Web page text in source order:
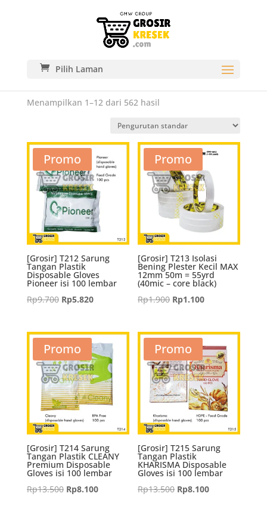
Pilih Laman
Menampilkan 1–12 dari 562 hasil
Promo
[Grosir] T212 Sarung
Tangan Plastik
Disposable Gloves
Pioneer isi 100 lembar
Rp9.700 Harga
adalah:
Rp9.700.
Rp5.820Harga
ini
adalah:
Rp5.820.
Promo
[Grosir] T213 Isolasi
Bening Plester Kecil MAX
12mm 50m = 55yrd
(40mic – core black)
Rp1.900 Harga
adalah:
Rp1.900.
Rp1.100Harga
ini
adalah:
Rp1.100.
Promo
[Grosir] T214 Sarung
Tangan Plastik CLEANY
Premium Disposable
Gloves isi 100 lembar
Rp13.500 Harga
Rp8.100Harga
Promo
[Grosir] T215 Sarung
Tangan Plastik
KHARISMA Disposable
Gloves isi 100 lembar
Rp13.500 Harga
Rp8.100Harga